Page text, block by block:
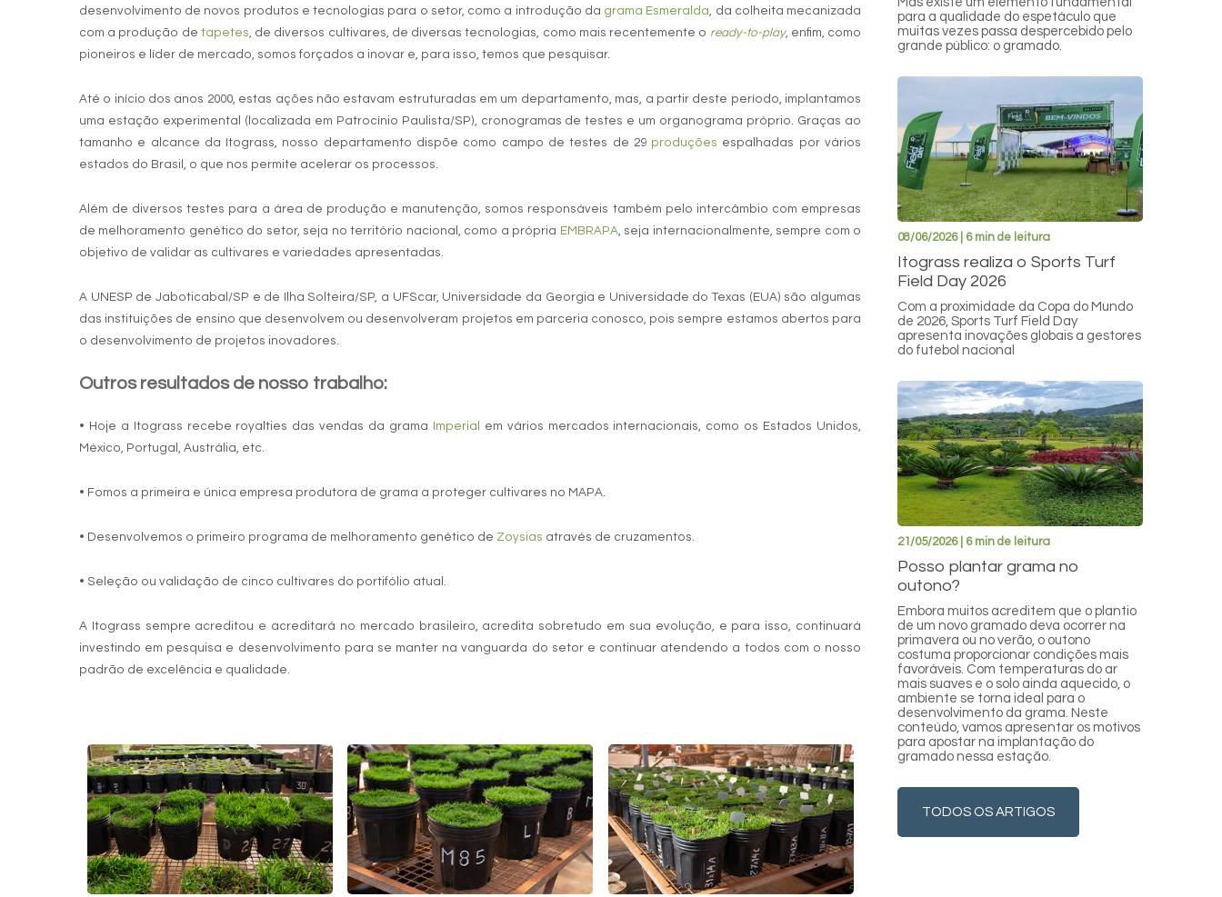
desenvolvimento de novos produtos e tecnologias para o setor, como a introdução da grama Esmeralda, da colheita mecanizada
com a produção de tapetes, de diversos cultivares, de diversas tecnologias, como mais recentemente o ready-to-play, enfim, como
pioneiros e líder de mercado, somos forçados a inovar e, para isso, temos que pesquisar.
Até o início dos anos 2000, estas ações não estavam estruturadas em um departamento, mas, a partir deste período, implantamos
uma estação experimental (localizada em Patrocínio Paulista/SP), cronogramas de testes e um organograma próprio. Graças ao
tamanho e alcance da Itograss, nosso departamento dispõe como campo de testes de 29 produções espalhadas por vários
estados do Brasil, o que nos permite acelerar os processos.
Além de diversos testes para a área de produção e manutenção, somos responsáveis também pelo intercâmbio com empresas
de melhoramento genético do setor, seja no território nacional, como a própria EMBRAPA, seja internacionalmente, sempre com o
objetivo de validar as cultivares e variedades apresentadas.
A UNESP de Jaboticabal/SP e de Ilha Solteira/SP, a UFScar, Universidade da Georgia e Universidade do Texas (EUA) são algumas
das instituições de ensino que desenvolvem ou desenvolveram projetos em parceria conosco, pois sempre estamos abertos para
o desenvolvimento de projetos inovadores.
Outros resultados de nosso trabalho:
• Hoje a Itograss recebe royalties das vendas da grama Imperial
em vários mercados internacionais, como os Estados Unidos,
México, Portugal, Austrália, etc.
• Fomos a primeira e única empresa produtora de grama a proteger cultivares no MAPA.
• Desenvolvemos o primeiro programa de melhoramento genético de Zoysias através de cruzamentos.
• Seleção ou validação de cinco cultivares do portifólio atual.
A Itograss sempre acreditou e acreditará no mercado brasileiro, acredita sobretudo em sua evolução, e para isso, continuará
investindo em pesquisa e desenvolvimento para se manter na vanguarda do setor e continuar atendendo a todos com o nosso
padrão de excelência e qualidade.
para a qualidade do espetáculo que
muitas vezes passa despercebido pelo
grande público: o gramado.
08/06/2026 | 6 min de leitura
Itograss realiza o Sports Turf
Field Day 2026
Com a proximidade da Copa do Mundo
de 2026, Sports Turf Field Day
apresenta inovações globais a gestores
do futebol nacional
21/05/2026 | 6 min de leitura
Posso plantar grama no
outono?
Embora muitos acreditem que o plantio
de um novo gramado deva ocorrer na
primavera ou no verão, o outono
costuma proporcionar condições mais
favoráveis. Com temperaturas do ar
mais suaves e o solo ainda aquecido, o
ambiente se torna ideal para o
desenvolvimento da grama. Neste
conteúdo, vamos apresentar os motivos
para apostar na implantação do
gramado nessa estação.
TODOS OS ARTIGOS